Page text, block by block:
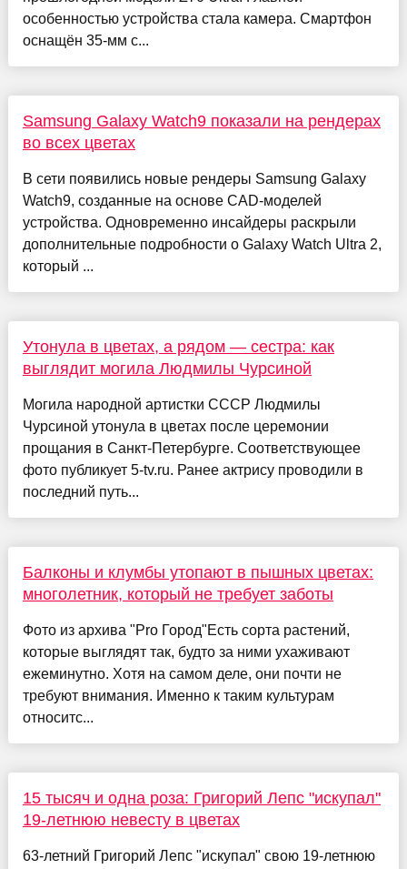
особенностью устройства стала камера. Смартфон
оснащён 35-мм с...
Samsung Galaxy Watch9 показали на рендерах
во всех цветах
В сети появились новые рендеры Samsung Galaxy
Watch9, созданные на основе CAD-моделей
устройства. Одновременно инсайдеры раскрыли
дополнительные подробности о Galaxy Watch Ultra 2,
который ...
Утонула в цветах, а рядом — сестра: как
выглядит могила Людмилы Чурсиной
Могила народной артистки СССР Людмилы
Чурсиной утонула в цветах после церемонии
прощания в Санкт-Петербурге. Соответствующее
фото публикует 5-tv.ru. Ранее актрису проводили в
последний путь...
Балконы и клумбы утопают в пышных цветах:
многолетник, который не требует заботы
Фото из архива "Pro Город"Есть сорта растений,
которые выглядят так, будто за ними ухаживают
ежеминутно. Хотя на самом деле, они почти не
требуют внимания. Именно к таким культурам
относитс...
15 тысяч и одна роза: Григорий Лепс "искупал"
19-летнюю невесту в цветах
63-летний Григорий Лепс "искупал" свою 19-летнюю